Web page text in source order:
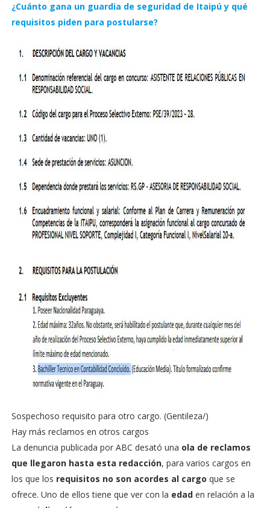
¿Cuánto gana un guardia de seguridad de Itaipú y qué
requisitos piden para postularse?
Sospechoso requisito para otro cargo. (Gentileza/)
Hay más reclamos en otros cargos
La denuncia publicada por ABC desató una ola de reclamos
que llegaron hasta esta redacción, para varios cargos en
los que los requisitos no son acordes al cargo que se
ofrece. Uno de ellos tiene que ver con la edaden relación a la